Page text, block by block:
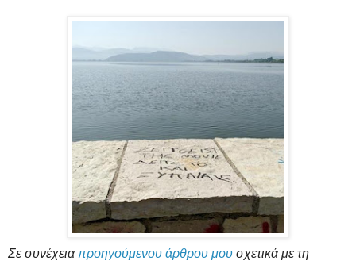
Σε συνέχεια προηγούμενου άρθρου μου σχετικά με τη